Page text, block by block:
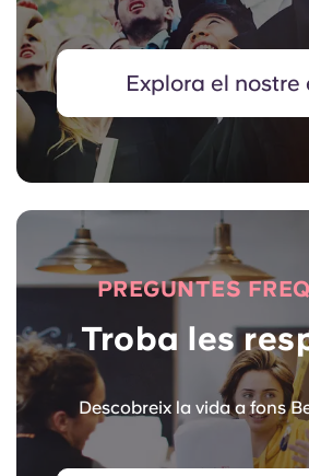
Explora el nostre
PREGUNTES
Troba les
Descobreix la vida a fons